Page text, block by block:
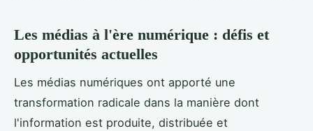
Les médias à l'ère numérique : défis et
opportunités actuelles
Les médias numériques ont apporté une
transformation radicale dans la manière dont
l'information est produite, distribuée et